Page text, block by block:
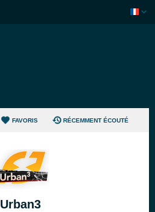
FAVORIS RÉCEMMENT ÉCOUTÉ
Urban3